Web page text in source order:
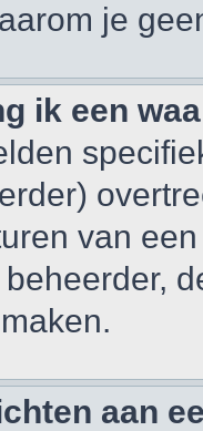
je
ik een
van
aan